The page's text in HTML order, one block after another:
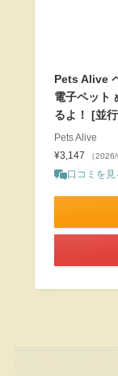
Pets Alive
電子ペット
るよ！ [並
Pets Alive
¥3,147
（
口コミを見